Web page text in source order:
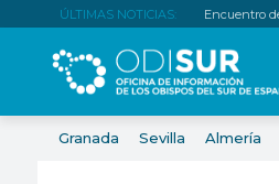
ÚLTIMAS NOTICIAS: Encuentro
Granada Sevilla Almería